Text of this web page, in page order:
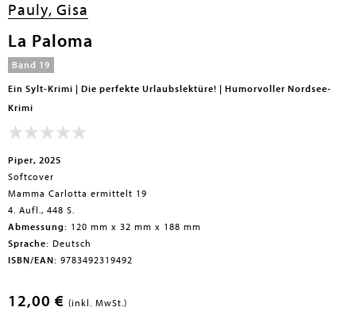
Pauly, Gisa
La Paloma
Band 19
Ein Sylt-Krimi | Die perfekte Urlaubslektüre! | Humorvoller Nordsee-
Krimi
Piper, 2025
Softcover
Mamma Carlotta ermittelt 19
4. Aufl., 448 S.
Abmessung: 120 mm x 32 mm x 188 mm
Sprache: Deutsch
ISBN/EAN: 9783492319492
12,00 € (inkl. MwSt.)